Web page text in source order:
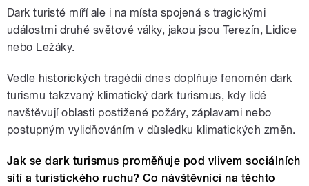
Dark turisté míří ale i na místa spojená s tragickými
událostmi druhé světové války, jakou jsou Terezín, Lidice
nebo Ležáky.
Vedle historických tragédií dnes doplňuje fenomén dark
turismu takzvaný klimatický dark turismus, kdy lidé
navštěvují oblasti postižené požáry, záplavami nebo
postupným vylidňováním v důsledku klimatických změn.
Jak se dark turismus proměňuje pod vlivem sociálních
sítí a turistického ruchu? Co návštěvníci na těchto